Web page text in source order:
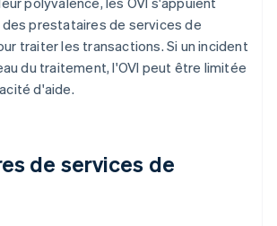
prestataires de services de
traiter les transactions. Si un incident
du traitement, l'OVI peut être limitée
d'aide.
de services de